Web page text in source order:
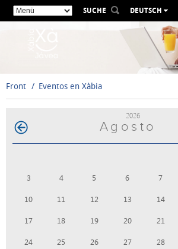
SUCHE
DEUTSCH
ESPAÑOL
VALENCIÀ
Front Eventos en Xàbia
2026
Agosto
3 4 5 6 7
10 11 12 13 14
17 18 19 20 21
24 25 26 27 28